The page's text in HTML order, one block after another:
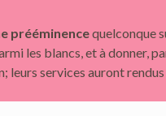
prééminencequelconque
les blancs, et à donner,
leurs services auront